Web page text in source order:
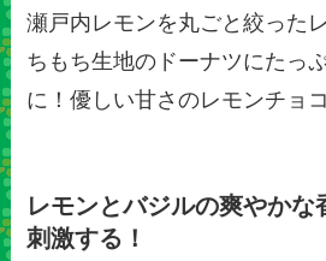
瀬戸内レモンを丸ごと絞った
ちもち生地のドーナツにたっ
に！優しい甘さのレモンチョ
レモンとバジルの爽やかな
刺激する！